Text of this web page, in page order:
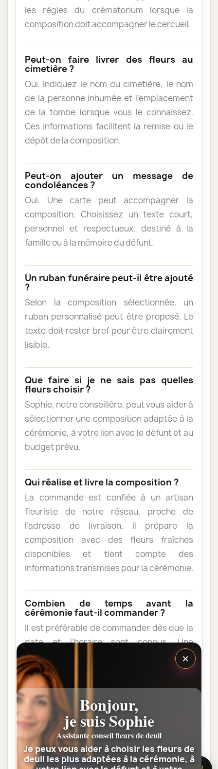
les règles du crématorium lorsque la
composition doit accompagner le cercueil.
Peut-on faire livrer des fleurs au
cimetière ?
Oui. Indiquez le nom du cimetière, le nom
de la personne inhumée et l’emplacement
de la tombe lorsque vous le connaissez.
Ces informations facilitent la remise ou le
dépôt de la composition.
Peut-on ajouter un message de
condoléances ?
Oui. Une carte peut accompagner la
composition. Choisissez un texte court,
personnel et respectueux, destiné à la
famille ou à la mémoire du défunt.
Un ruban funéraire peut-il être ajouté
?
Selon la composition sélectionnée, un
ruban personnalisé peut être proposé. Le
texte doit rester bref pour être clairement
lisible.
Que faire si je ne sais pas quelles
fleurs choisir ?
Sophie, notre conseillère, peut vous aider à
sélectionner une composition adaptée à la
cérémonie, à votre lien avec le défunt et au
budget prévu.
Qui réalise et livre la composition ?
La commande est confiée à un artisan
fleuriste de notre réseau, proche de
l’adresse de livraison. Il prépare la
composition avec des fleurs fraîches
disponibles et tient compte des
informations transmises pour la cérémonie.
Combien de temps avant la
cérémonie faut-il commander ?
Il est préférable de commander dès que la
date et l’horaire sont connus. Une
commande anticipée facilite l’organisation
et permet au fleuriste de vérifier les
contraintes du lieu de livraison.
Les fleurs peuvent-elles être livrées
au domicile de la famille ?
Oui. Une composition de condoléances
peut être livrée au domicile avant ou après
×
Bonjour,
je suis Sophie
Assistante conseil fleurs de deuil
Je peux vous aider à choisir les fleurs de
deuil les plus adaptées à la cérémonie, à